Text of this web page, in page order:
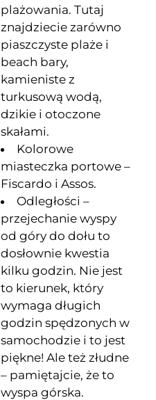
plażowania. Tutaj
znajdziecie zarówno
piaszczyste plaże i
beach bary,
kamieniste z
turkusową wodą,
dzikie i otoczone
skałami.
Kolorowe
miasteczka portowe –
Fiscardo i Assos.
Odległości –
przejechanie wyspy
od góry do dołu to
dosłownie kwestia
kilku godzin. Nie jest
to kierunek, który
wymaga długich
godzin spędzonych w
samochodzie i to jest
piękne! Ale też złudne
– pamiętajcie, że to
wyspa górska.